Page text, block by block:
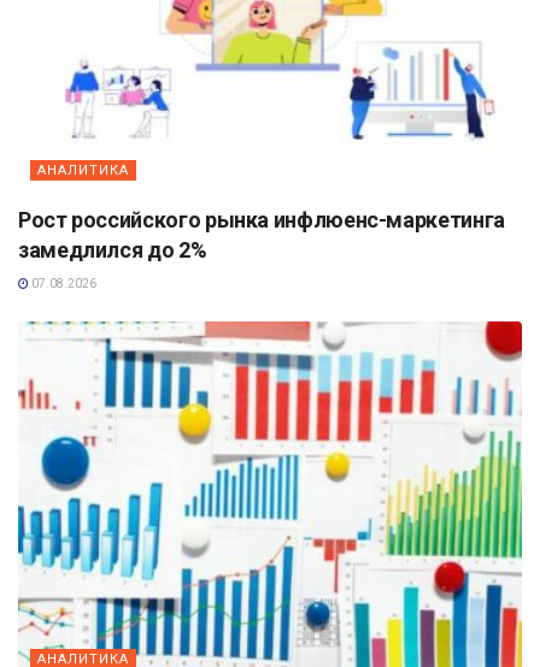
АНАЛИТИКА
Рост российского рынка инфлюенс-маркетинга
замедлился до 2%
07.08.2026
АНАЛИТИКА